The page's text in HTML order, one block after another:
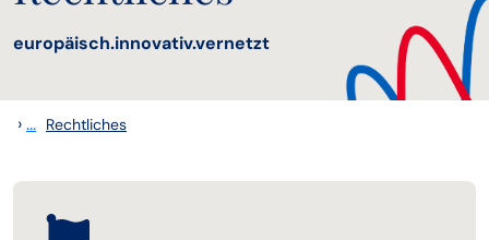
europäisch.innovativ.vernetzt
›... Rechtliches